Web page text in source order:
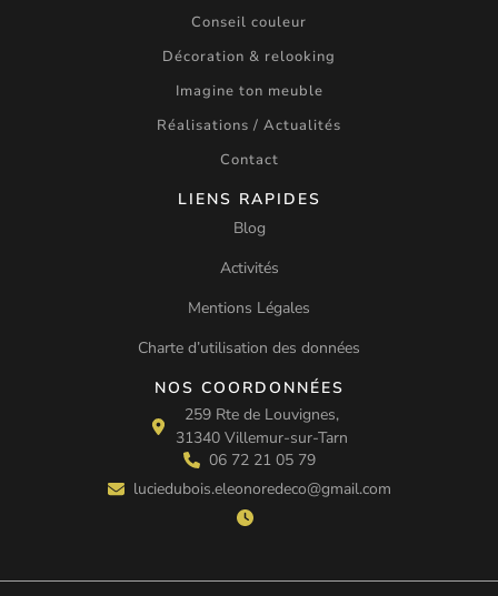
Conseil couleur
Décoration & relooking
Imagine ton meuble
Réalisations / Actualités
Contact
LIENS RAPIDES
Blog
Activités
Mentions Légales
Charte d’utilisation des données
NOS COORDONNÉES
259 Rte de Louvignes,
31340 Villemur-sur-Tarn
06 72 21 05 79
luciedubois.eleonoredeco@gmail.com